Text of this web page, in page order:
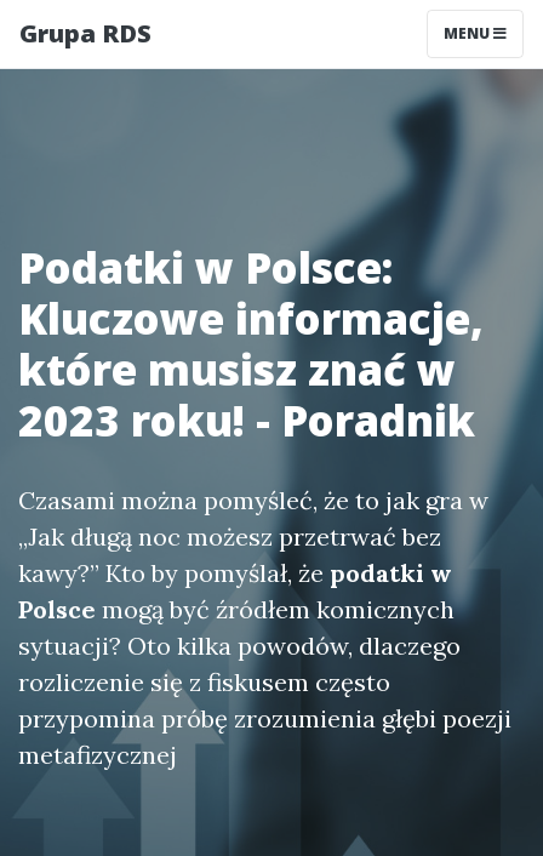
Grupa RDS MENU
Podatki w Polsce:
Kluczowe informacje,
które musisz znać w
2023 roku! - Poradnik
Czasami można pomyśleć, że to jak gra w
„Jak długą noc możesz przetrwać bez
kawy?” Kto by pomyślał, że podatki w
Polsce mogą być źródłem komicznych
sytuacji? Oto kilka powodów, dlaczego
rozliczenie się z fiskusem często
przypomina próbę zrozumienia głębi poezji
metafizycznej